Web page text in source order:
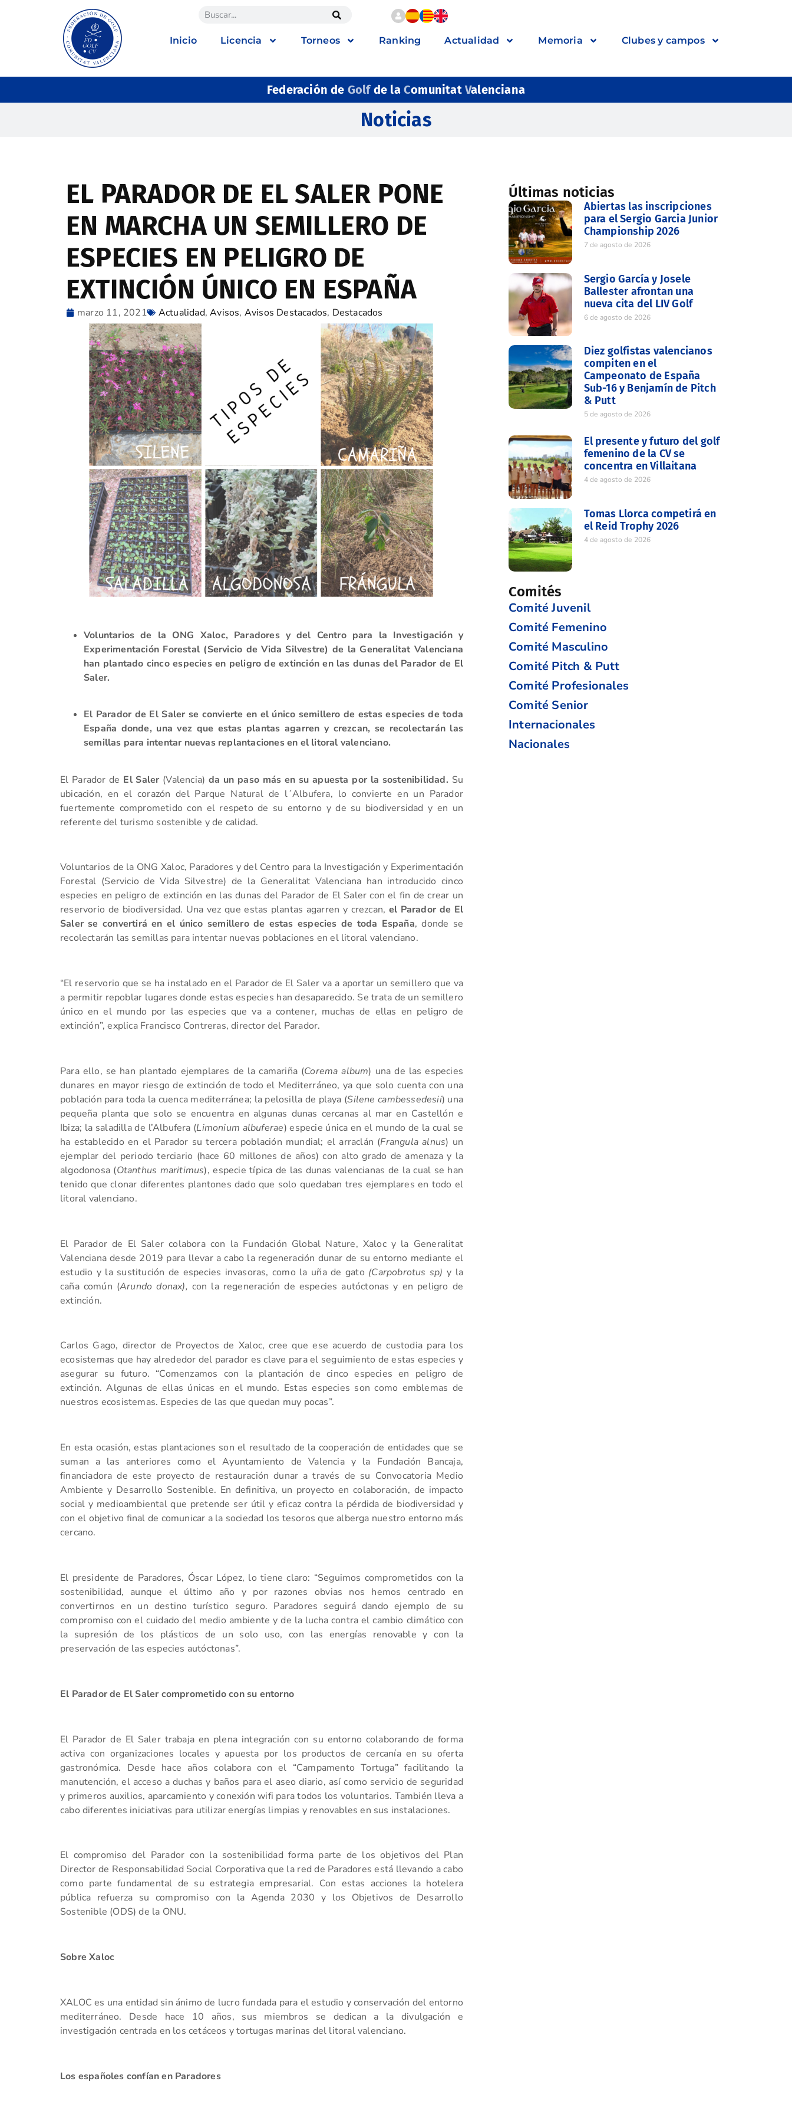
Inicio Licencia Torneos Ranking Actualidad Memoria Clubes y campos
Federación de Golfde la ComunitatValenciana
Noticias
EL PARADOR DE EL SALER PONE
EN MARCHA UN SEMILLERO DE
ESPECIES EN PELIGRO DE
EXTINCIÓN ÚNICO EN ESPAÑA
marzo 11, 2021 Actualidad,Avisos, Avisos Destacados, Destacados
Voluntarios de la ONG Xaloc, Paradores y del Centro para la Investigación y
Experimentación Forestal (Servicio de Vida Silvestre) de la Generalitat Valenciana
han plantado cinco especies en peligro de extinción en las dunas del Parador de El
Saler.
El Parador de El Saler se convierte en el único semillero de estas especies de toda
España donde, una vez que estas plantas agarren y crezcan, se recolectarán las
semillas para intentar nuevas replantaciones en el litoral valenciano.
El Parador de El Saler (Valencia) da un paso más en su apuesta por la sostenibilidad. Su
ubicación, en el corazón del Parque Natural de l´Albufera, lo convierte en un Parador
fuertemente comprometido con el respeto de su entorno y de su biodiversidad y en un
referente del turismo sostenible y de calidad.
Voluntarios de la ONG Xaloc, Paradores y del Centro para la Investigación y Experimentación
Forestal (Servicio de Vida Silvestre) de la Generalitat Valenciana han introducido cinco
especies en peligro de extinción en las dunas del Parador de El Saler con el fin de crear un
reservorio de biodiversidad. Una vez que estas plantas agarren y crezcan, el Parador de El
Saler se convertirá en el único semillero de estas especies de toda España, donde se
recolectarán las semillas para intentar nuevas poblaciones en el litoral valenciano.
“El reservorio que se ha instalado en el Parador de El Saler va a aportar un semillero que va
a permitir repoblar lugares donde estas especies han desaparecido. Se trata de un semillero
único en el mundo por las especies que va a contener, muchas de ellas en peligro de
extinción”, explica Francisco Contreras, director del Parador.
Para ello, se han plantado ejemplares de la camariña (Corema album) una de las especies
dunares en mayor riesgo de extinción de todo el Mediterráneo, ya que solo cuenta con una
población para toda la cuenca mediterránea; la pelosilla de playa (Silene cambessedesii) una
pequeña planta que solo se encuentra en algunas dunas cercanas al mar en Castellón e
Ibiza; la saladilla de l’Albufera (Limonium albuferae) especie única en el mundo de la cual se
ha establecido en el Parador su tercera población mundial; el arraclán (Frangula alnus) un
ejemplar del periodo terciario (hace 60 millones de años) con alto grado de amenaza y la
algodonosa (Otanthus maritimus), especie típica de las dunas valencianas de la cual se han
tenido que clonar diferentes plantones dado que solo quedaban tres ejemplares en todo el
litoral valenciano.
El Parador de El Saler colabora con la Fundación Global Nature, Xaloc y la Generalitat
Valenciana desde 2019 para llevar a cabo la regeneración dunar de su entorno mediante el
estudio y la sustitución de especies invasoras, como la uña de gato (Carpobrotus sp) y la
caña común (Arundo donax), con la regeneración de especies autóctonas y en peligro de
extinción.
Carlos Gago, director de Proyectos de Xaloc, cree que ese acuerdo de custodia para los
ecosistemas que hay alrededor del parador es clave para el seguimiento de estas especies y
asegurar su futuro. “Comenzamos con la plantación de cinco especies en peligro de
extinción. Algunas de ellas únicas en el mundo. Estas especies son como emblemas de
nuestros ecosistemas. Especies de las que quedan muy pocas”.
En esta ocasión, estas plantaciones son el resultado de la cooperación de entidades que se
suman a las anteriores como el Ayuntamiento de Valencia y la Fundación Bancaja,
financiadora de este proyecto de restauración dunar a través de su Convocatoria Medio
Ambiente y Desarrollo Sostenible. En definitiva, un proyecto en colaboración, de impacto
social y medioambiental que pretende ser útil y eficaz contra la pérdida de biodiversidad y
con el objetivo final de comunicar a la sociedad los tesoros que alberga nuestro entorno más
cercano.
El presidente de Paradores, Óscar López, lo tiene claro: “Seguimos comprometidos con la
sostenibilidad, aunque el último año y por razones obvias nos hemos centrado en
convertirnos en un destino turístico seguro. Paradores seguirá dando ejemplo de su
compromiso con el cuidado del medio ambiente y de la lucha contra el cambio climático con
la supresión de los plásticos de un solo uso, con las energías renovable y con la
preservación de las especies autóctonas”.
El Parador de El Saler comprometido con su entorno
El Parador de El Saler trabaja en plena integración con su entorno colaborando de forma
activa con organizaciones locales y apuesta por los productos de cercanía en su oferta
gastronómica. Desde hace años colabora con el “Campamento Tortuga” facilitando la
manutención, el acceso a duchas y baños para el aseo diario, así como servicio de seguridad
y primeros auxilios, aparcamiento y conexión wifi para todos los voluntarios. También lleva a
cabo diferentes iniciativas para utilizar energías limpias y renovables en sus instalaciones.
El compromiso del Parador con la sostenibilidad forma parte de los objetivos del Plan
Director de Responsabilidad Social Corporativa que la red de Paradores está llevando a cabo
como parte fundamental de su estrategia empresarial. Con estas acciones la hotelera
pública refuerza su compromiso con la Agenda 2030 y los Objetivos de Desarrollo
Sostenible (ODS) de la ONU.
Sobre Xaloc
XALOC es una entidad sin ánimo de lucro fundada para el estudio y conservación del entorno
mediterráneo. Desde hace 10 años, sus miembros se dedican a la divulgación e
investigación centrada en los cetáceos y tortugas marinas del litoral valenciano.
Los españoles confían en Paradores
Últimas noticias
Abiertas las inscripciones
para el Sergio Garcia Junior
Championship 2026
7 de agosto de 2026
Sergio García y Josele
Ballester afrontan una
nueva cita del LIV Golf
6 de agosto de 2026
Diez golfistas valencianos
compiten en el
Campeonato de España
Sub-16 y Benjamín de Pitch
& Putt
5 de agosto de 2026
El presente y futuro del golf
femenino de la CV se
concentra en Villaitana
4 de agosto de 2026
Tomas Llorca competirá en
el Reid Trophy 2026
4 de agosto de 2026
Comités
Comité Juvenil
Comité Femenino
Comité Masculino
Comité Pitch & Putt
Comité Profesionales
Comité Senior
Internacionales
Nacionales